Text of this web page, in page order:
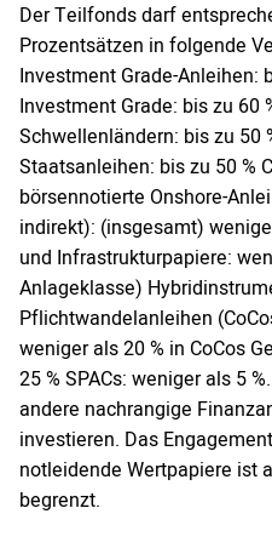
Der Teilfonds darf
Prozentsätzen in folgende
Investment Grade-Anleihen:
Investment Grade: bis zu 60
Schwellenländern: bis zu 50
Staatsanleihen: bis zu 50 %
börsennotierte Onshore-
indirekt): (insgesamt)
und Infrastrukturpapiere:
Anlageklasse)
Pflichtwandelanleihen
weniger als 20 % in CoCos
25 % SPACs: weniger als 5
andere nachrangige
investieren. Das
notleidende Wertpapiere ist
begrenzt.